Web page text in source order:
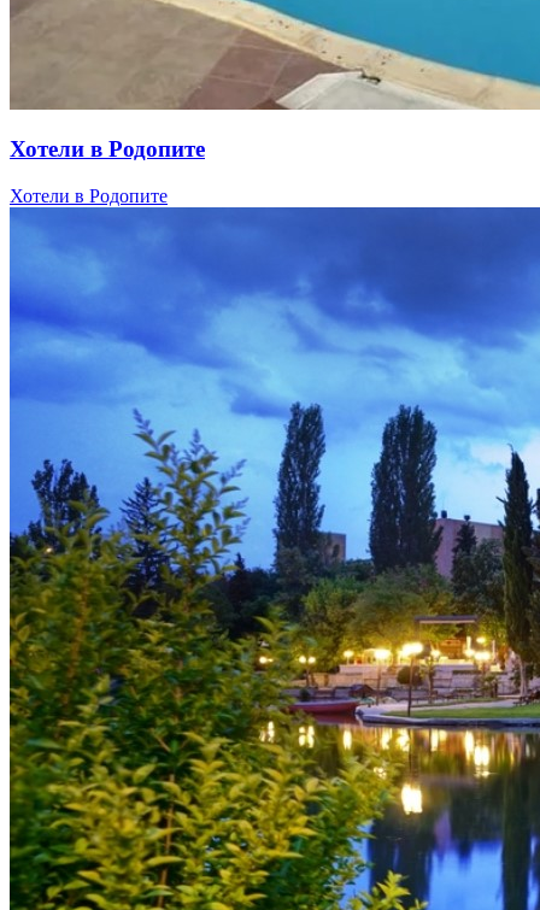
Хотели в Родопите
Хотели в Родопите